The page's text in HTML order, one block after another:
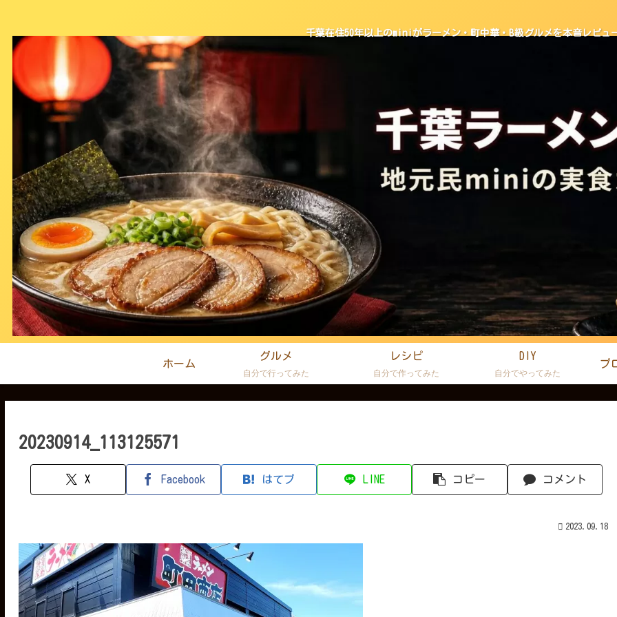
千葉在住50年以上のminiがラーメン・町中華・B級グルメを本音レビュ
ホーム
グルメ
自分で行ってみた
レシピ
自分で作ってみた
DIY
自分でやってみた
プ
20230914_113125571
X Facebook はてブ LINE コピー コメント
2023.09.18